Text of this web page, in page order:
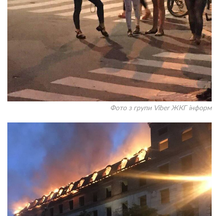
Фото з групи Viber ЖКГ інформ